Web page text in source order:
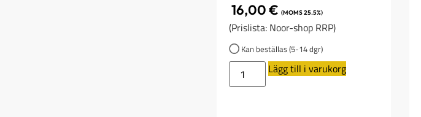
16,00€ (MOMS 25.5%)
(Prislista: Noor-shop RRP)
Kan beställas (5-14 dgr)
Lägg till i varukorg